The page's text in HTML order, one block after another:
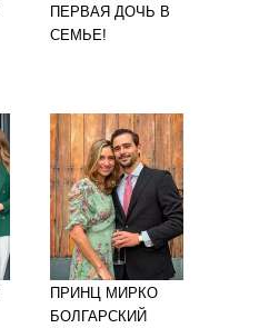
ПЕРВАЯ ДОЧЬ В
СЕМЬЕ!
ПРИНЦ МИРКО
БОЛГАРСКИЙ